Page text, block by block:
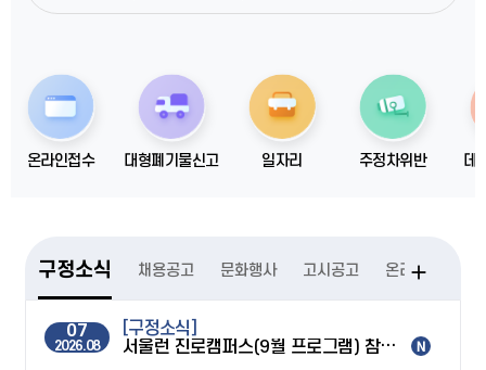
온라인접수 대형폐기물신고 일자리 주정차위반 데
구정소식 채용공고 문화행사 고시공고 온라인접수
07
2026.08
[구정소식]
서울런 진로캠퍼스(9월 프로그램) 참여자 모집